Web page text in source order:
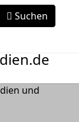
Suchen
und